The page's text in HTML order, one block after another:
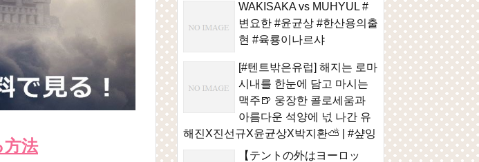
方法
WAKISAKA vs MUHYUL #
변요한 #윤균상 #한산용의출
현 #육룡이나르샤
[#텐트밖은유럽] 해지는 로마
시내를 한눈에 담고 마시는
맥주🍺 웅장한 콜로세움과
아름다운 석양에 넋 나간 유
해진X진선규X윤균상X박지환⛅ | #샾잉
【テントの外はヨーロッ